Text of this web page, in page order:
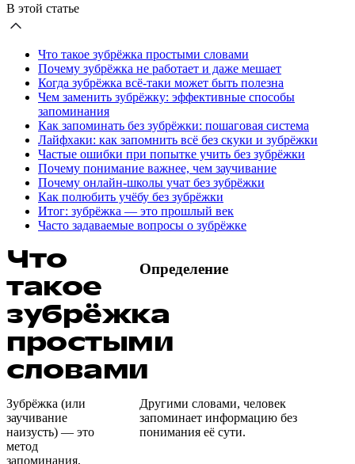
В этой статье
Что такое зубрёжка простыми словами
Почему зубрёжка не работает и даже мешает
Когда зубрёжка всё-таки может быть полезна
Чем заменить зубрёжку: эффективные способы
запоминания
Как запоминать без зубрёжки: пошаговая система
Лайфхаки: как запомнить всё без скуки и зубрёжки
Частые ошибки при попытке учить без зубрёжки
Почему понимание важнее, чем заучивание
Почему онлайн-школы учат без зубрёжки
Как полюбить учёбу без зубрёжки
Итог: зубрёжка — это прошлый век
Часто задаваемые вопросы о зубрёжке
Что
такое
зубрёжка
простыми
словами
Определение
Зубрёжка (или
заучивание
наизусть) — это
метод
запоминания,
Другими словами, человек
запоминает информацию без
понимания её сути.